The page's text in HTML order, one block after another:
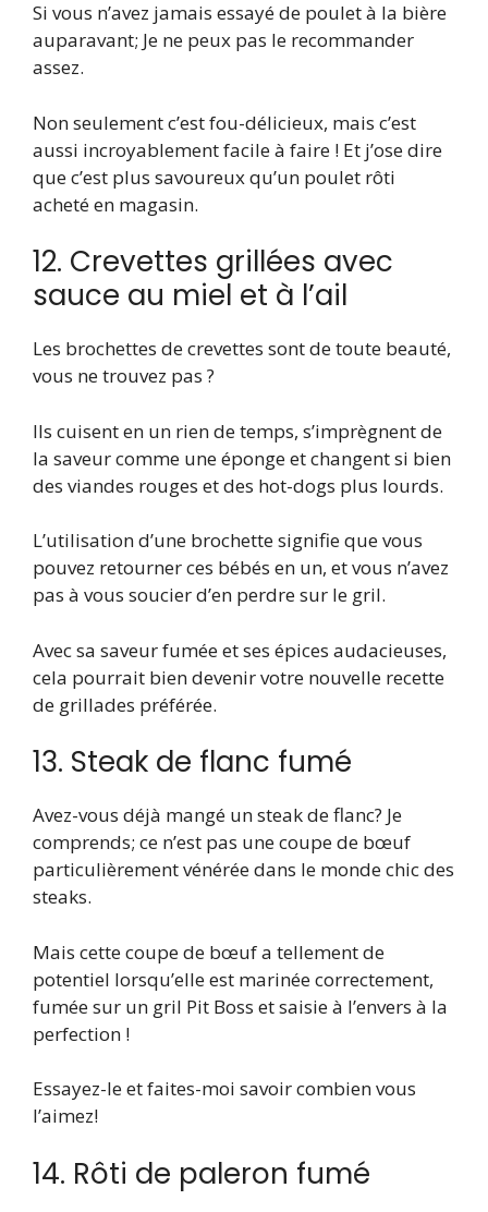
Si vous n’avez jamais essayé de poulet à la bière
auparavant; Je ne peux pas le recommander
assez.
Non seulement c’est fou-délicieux, mais c’est
aussi incroyablement facile à faire ! Et j’ose dire
que c’est plus savoureux qu’un poulet rôti
acheté en magasin.
12. Crevettes grillées avec
sauce au miel et à l’ail
Les brochettes de crevettes sont de toute beauté,
vous ne trouvez pas ?
Ils cuisent en un rien de temps, s’imprègnent de
la saveur comme une éponge et changent si bien
des viandes rouges et des hot-dogs plus lourds.
L’utilisation d’une brochette signifie que vous
pouvez retourner ces bébés en un, et vous n’avez
pas à vous soucier d’en perdre sur le gril.
Avec sa saveur fumée et ses épices audacieuses,
cela pourrait bien devenir votre nouvelle recette
de grillades préférée.
13. Steak de flanc fumé
Avez-vous déjà mangé un steak de flanc? Je
comprends; ce n’est pas une coupe de bœuf
particulièrement vénérée dans le monde chic des
steaks.
Mais cette coupe de bœuf a tellement de
potentiel lorsqu’elle est marinée correctement,
fumée sur un gril Pit Boss et saisie à l’envers à la
perfection !
Essayez-le et faites-moi savoir combien vous
l’aimez!
14. Rôti de paleron fumé